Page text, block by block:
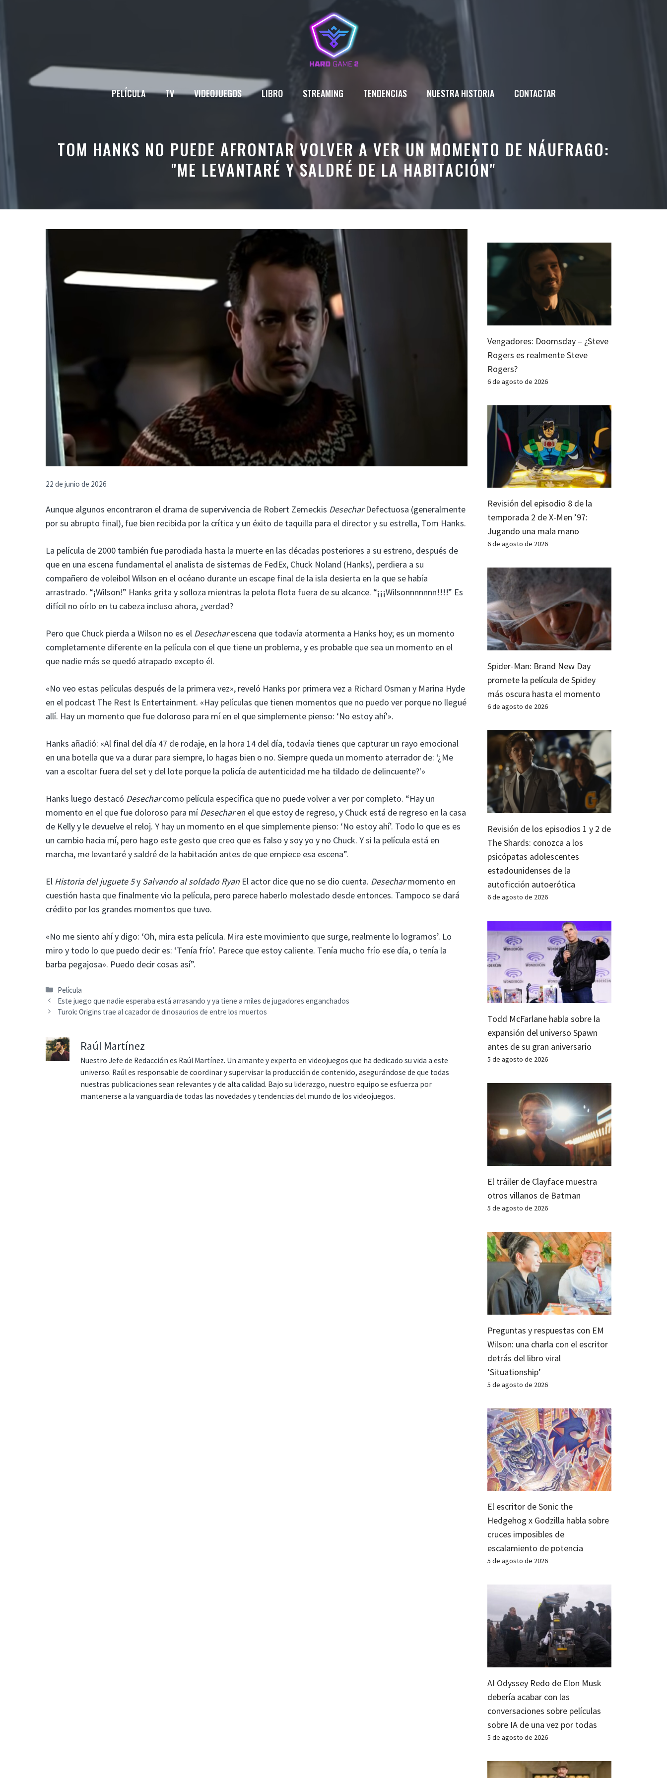
PELÍCULA TV VIDEOJUEGOS LIBRO STREAMING TENDENCIAS NUESTRA HISTORIA CONTACTAR
TOM HANKS NO PUEDE AFRONTAR VOLVER A VER UN MOMENTO DE NÁUFRAGO:
"ME LEVANTARÉ Y SALDRÉ DE LA HABITACIÓN"
22 de junio de 2026
Aunque algunos encontraron el drama de supervivencia de Robert Zemeckis DesecharDefectuosa (generalmente
por su abrupto final), fue bien recibida por la crítica y un éxito de taquilla para el director y su estrella, Tom Hanks.
La película de 2000 también fue parodiada hasta la muerte en las décadas posteriores a su estreno, después de
que en una escena fundamental el analista de sistemas de FedEx, Chuck Noland (Hanks), perdiera a su
compañero de voleibol Wilson en el océano durante un escape final de la isla desierta en la que se había
arrastrado. “¡Wilson!” Hanks grita y solloza mientras la pelota flota fuera de su alcance. “¡¡¡Wilsonnnnnnn!!!!” Es
difícil no oírlo en tu cabeza incluso ahora, ¿verdad?
Pero que Chuck pierda a Wilson no es el Desecharescena que todavía atormenta a Hanks hoy; es un momento
completamente diferente en la película con el que tiene un problema, y ​​es probable que sea un momento en el
que nadie más se quedó atrapado excepto él.
«No veo estas películas después de la primera vez», reveló Hanks por primera vez a Richard Osman y Marina Hyde
en el podcast The Rest Is Entertainment. «Hay películas que tienen momentos que no puedo ver porque no llegué
allí. Hay un momento que fue doloroso para mí en el que simplemente pienso: ‘No estoy ahí'».
Hanks añadió: «Al final del día 47 de rodaje, en la hora 14 del día, todavía tienes que capturar un rayo emocional
en una botella que va a durar para siempre, lo hagas bien o no. Siempre queda un momento aterrador de: ‘¿Me
van a escoltar fuera del set y del lote porque la policía de autenticidad me ha tildado de delincuente?'»
Hanks luego destacó Desecharcomo película específica que no puede volver a ver por completo. “Hay un
momento en el que fue doloroso para mí Desecharen el que estoy de regreso, y Chuck está de regreso en la casa
de Kelly y le devuelve el reloj. Y hay un momento en el que simplemente pienso: ‘No estoy ahí’. Todo lo que es es
un cambio hacia mí, pero hago este gesto que creo que es falso y soy yo y no Chuck. Y si la película está en
marcha, me levantaré y saldré de la habitación antes de que empiece esa escena”.
El Historia del juguete 5y Salvando al soldado Ryan El actor dice que no se dio cuenta. Desecharmomento en
cuestión hasta que finalmente vio la película, pero parece haberlo molestado desde entonces. Tampoco se dará
crédito por los grandes momentos que tuvo.
«No me siento ahí y digo: ‘Oh, mira esta película. Mira este movimiento que surge, realmente lo logramos’. Lo
miro y todo lo que puedo decir es: ‘Tenía frío’. Parece que estoy caliente. Tenía mucho frío ese día, o tenía la
barba pegajosa». Puedo decir cosas así”.
Categorías
Película
Este juego que nadie esperaba está arrasando y ya tiene a miles de jugadores enganchados
Turok: Origins trae al cazador de dinosaurios de entre los muertos
Raúl Martínez
Nuestro Jefe de Redacción es Raúl Martínez. Un amante y experto en videojuegos que ha dedicado su vida a este
universo. Raúl es responsable de coordinar y supervisar la producción de contenido, asegurándose de que todas
nuestras publicaciones sean relevantes y de alta calidad. Bajo su liderazgo, nuestro equipo se esfuerza por
mantenerse a la vanguardia de todas las novedades y tendencias del mundo de los videojuegos.
Vengadores: Doomsday – ¿Steve
Rogers es realmente Steve
Rogers?
6 de agosto de 2026
Revisión del episodio 8 de la
temporada 2 de X-Men ’97:
Jugando una mala mano
6 de agosto de 2026
Spider-Man: Brand New Day
promete la película de Spidey
más oscura hasta el momento
6 de agosto de 2026
Revisión de los episodios 1 y 2 de
The Shards: conozca a los
psicópatas adolescentes
estadounidenses de la
autoficción autoerótica
6 de agosto de 2026
Todd McFarlane habla sobre la
expansión del universo Spawn
antes de su gran aniversario
5 de agosto de 2026
El tráiler de Clayface muestra
otros villanos de Batman
5 de agosto de 2026
Preguntas y respuestas con EM
Wilson: una charla con el escritor
detrás del libro viral
‘Situationship’
5 de agosto de 2026
El escritor de Sonic the
Hedgehog x Godzilla habla sobre
cruces imposibles de
escalamiento de potencia
5 de agosto de 2026
AI Odyssey Redo de Elon Musk
debería acabar con las
conversaciones sobre películas
sobre IA de una vez por todas
5 de agosto de 2026